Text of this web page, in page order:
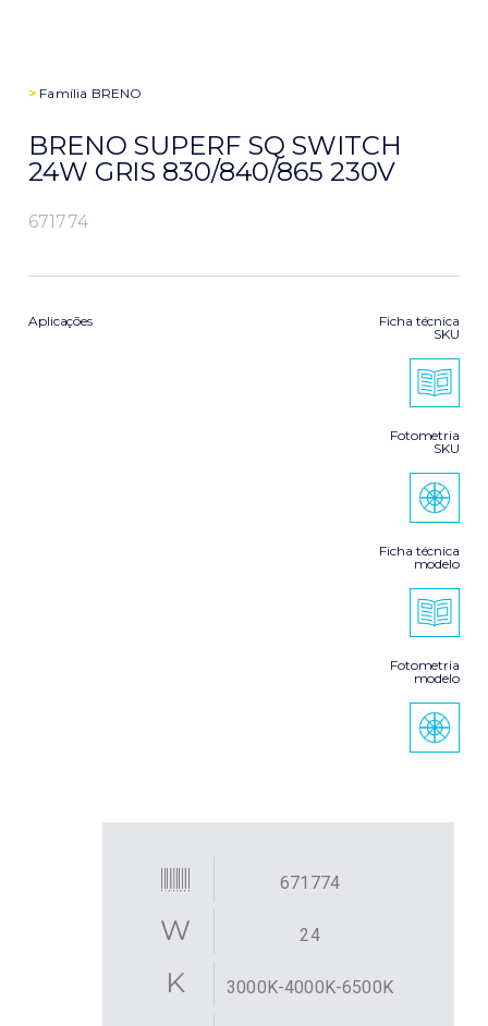
> Família BRENO
BRENO SUPERF SQ SWITCH
24W GRIS 830/840/865 230V
671774
Aplicações
Ficha técnica
SKU
Fotometria
SKU
Ficha técnica
modelo
Fotometria
modelo
671774
24
3000K-4000K-6500K